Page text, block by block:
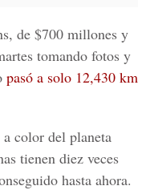
de $700 millones y
tomando fotos y
pasó a solo 12,430 km
color del planeta
tienen diez veces
hasta ahora.